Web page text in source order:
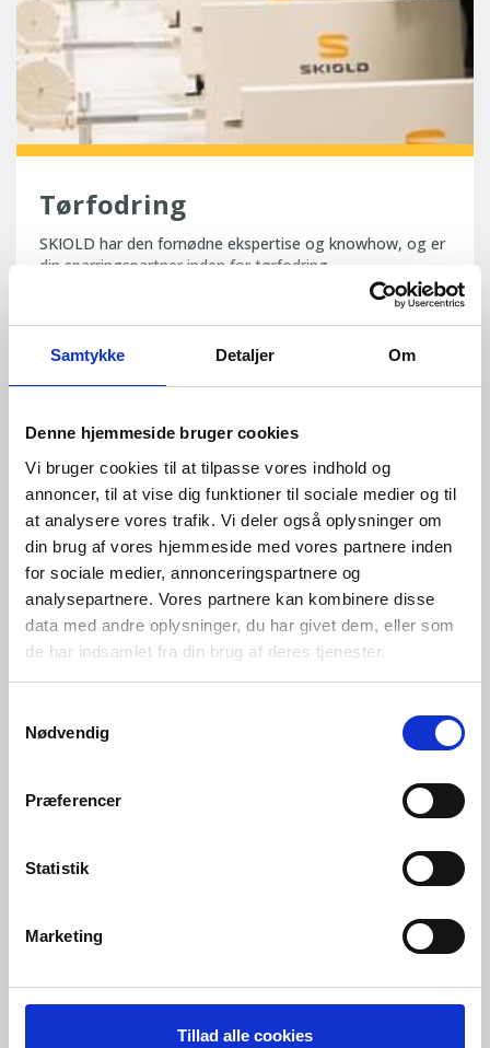
Samtykke Detaljer Om
Denne hjemmeside bruger cookies
Vi bruger cookies til at tilpasse vores indhold og
annoncer, til at vise dig funktioner til sociale medier og til
at analysere vores trafik. Vi deler også oplysninger om
din brug af vores hjemmeside med vores partnere inden
for sociale medier, annonceringspartnere og
analysepartnere. Vores partnere kan kombinere disse
data med andre oplysninger, du har givet dem, eller som
de har indsamlet fra din brug af deres tjenester.
Nødvendig
Præferencer
Statistik
Marketing
Tillad alle cookies
Tørfodring
SKIOLD har den fornødne ekspertise og knowhow, og er
din sparringspartner inden for tørfodring
Vådfodring
avanceret uden at blive kompliceret